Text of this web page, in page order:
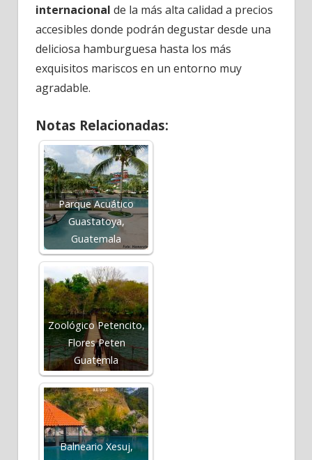
internacional de la más alta calidad a precios
accesibles donde podrán degustar desde una
deliciosa hamburguesa hasta los más
exquisitos mariscos en un entorno muy
agradable.
Notas Relacionadas:
Parque Acuático
Guastatoya,
Guatemala
Zoológico Petencito,
Flores Peten
Guatemla
Balneario Xesuj,